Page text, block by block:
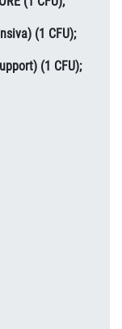
(1 CFU);
(1 CFU);